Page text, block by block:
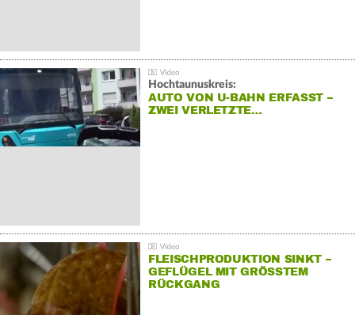
Hochtaunuskreis:
AUTO VON U-BAHN ERFASST –
ZWEI VERLETZTE…
FLEISCHPRODUKTION SINKT –
GEFLÜGEL MIT GRÖSSTEM R
ÜCKGANG